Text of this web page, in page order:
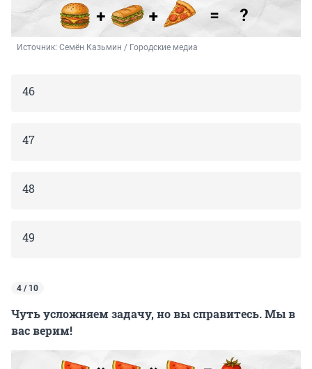
Источник: Семён Казьмин / Городские медиа
46
47
48
49
4 / 10
Чуть усложняем задачу, но вы справитесь. Мы в
вас верим!